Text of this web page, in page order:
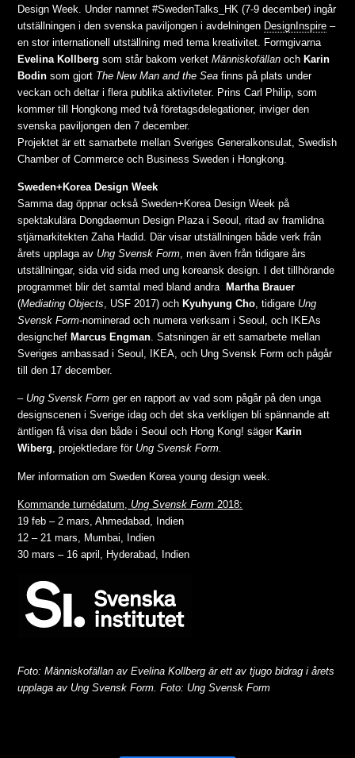
Design Week. Under namnet #SwedenTalks_HK (7-9 december) ingår
utställningen i den svenska paviljongen i avdelningen DesignInspire –
en stor internationell utställning med tema kreativitet. Formgivarna
Evelina Kollberg som står bakom verketMänniskofällan ochKarin
Bodin som gjort The New Man and the Sea finns på plats under
veckan och deltar i flera publika aktiviteter. Prins Carl Philip, som
kommer till Hongkong med två företagsdelegationer, inviger den
svenska paviljongen den 7 december.
Projektet är ett samarbete mellan Sveriges Generalkonsulat, Swedish
Chamber of Commerce och Business Sweden i Hongkong.
Sweden+Korea Design Week
Samma dag öppnar också Sweden+Korea Design Week på
spektakulära Dongdaemun Design Plaza i Seoul, ritad av framlidna
stjärnarkitekten Zaha Hadid. Där visar utställningen både verk från
årets upplaga av Ung Svensk Form , men även från tidigare års
utställningar, sida vid sida med ung koreansk design. I det tillhörande
programmet blir det samtal med bland andra
Martha Brauer
(Mediating Objects , USF 2017) och Kyuhyung Cho , tidigare Ung
Svensk Form-nominerad och numera verksam i Seoul, och IKEAs
designchef Marcus Engman . Satsningen är ett samarbete mellan
Sveriges ambassad i Seoul, IKEA, och Ung Svensk Form och pågår
till den 17 december.
– Ung Svensk Form ger en rapport av vad som pågår på den unga
designscenen i Sverige idag och det ska verkligen bli spännande att
äntligen få visa den både i Seoul och Hong Kong! säger Karin
Wiberg, projektledare för Ung Svensk Form.
Mer information om Sweden Korea young design week.
Kommande turnédatum, Ung Svensk Form 2018:
19 feb – 2 mars, Ahmedabad, Indien
12 – 21 mars, Mumbai, Indien
30 mars – 16 april, Hyderabad, Indien
Foto: Människofällan av Evelina Kollberg är ett av tjugo bidrag i årets
upplaga av Ung Svensk Form. Foto: Ung Svensk Form